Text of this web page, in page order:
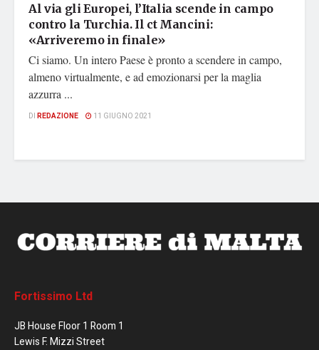
Al via gli Europei, l’Italia scende in campo
contro la Turchia. Il ct Mancini:
«Arriveremo in finale»
Ci siamo. Un intero Paese è pronto a scendere in campo,
almeno virtualmente, e ad emozionarsi per la maglia
azzurra ...
DI REDAZIONE 11 GIUGNO 2021
Fortissimo Ltd
JB House Floor 1 Room 1
Lewis F. Mizzi Street